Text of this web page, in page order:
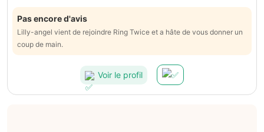
Pas encore d'avis
Lilly-angel vient de rejoindre Ring Twice et a hâte de vous donner un
coup de main.
Voir le profil